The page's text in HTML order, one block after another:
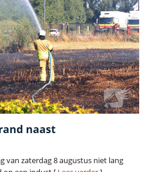
naast
van zaterdag 8 augustus niet lang